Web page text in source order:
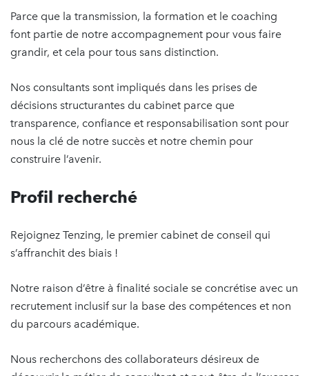
Parce que la transmission, la formation et le coaching
font partie de notre accompagnement pour vous faire
grandir, et cela pour tous sans distinction.
Nos consultants sont impliqués dans les prises de
décisions structurantes du cabinet parce que
transparence, confiance et responsabilisation sont pour
nous la clé de notre succès et notre chemin pour
construire l’avenir.
Profil recherché
Rejoignez Tenzing, le premier cabinet de conseil qui
s’affranchit des biais !
Notre raison d’être à finalité sociale se concrétise avec un
recrutement inclusif sur la base des compétences et non
du parcours académique.
Nous recherchons des collaborateurs désireux de